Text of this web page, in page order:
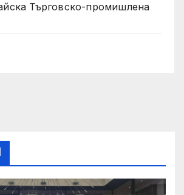
Търговско-промишлена